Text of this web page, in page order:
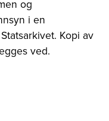
og
i en
Kopi av
ved.